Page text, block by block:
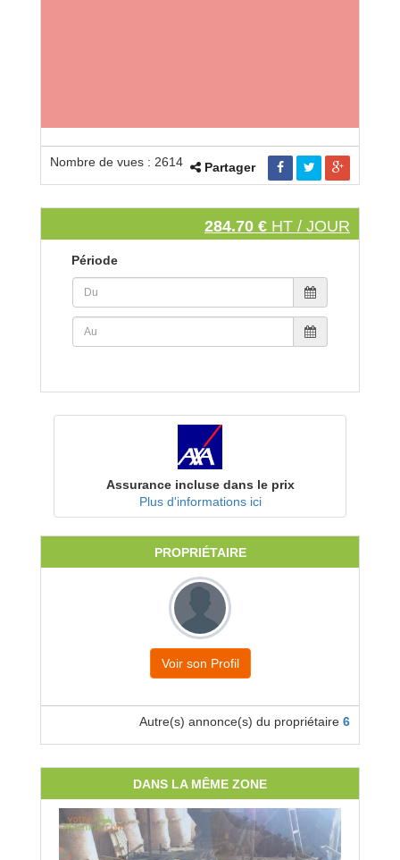
Nombre de vues : 2614 Partager
284.70 € HT / JOUR
Période
Assurance incluse dans le prix
Plus d'informations ici
PROPRIÉTAIRE
Voir son Profil
Autre(s) annonce(s) du propriétaire 6
DANS LA MÊME ZONE